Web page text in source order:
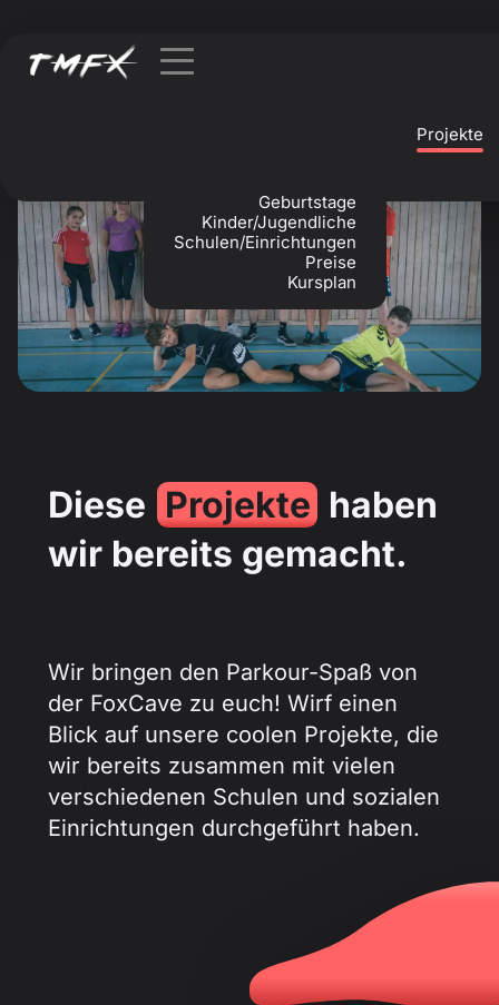
Geburtstage
Kinder/Jugendliche
Schulen/Einrichtungen
Preise
Kursplan
Projekte
Diese Projekte haben
wir bereits gemacht.
Wir bringen den Parkour-Spaß von
der FoxCave zu euch! Wirf einen
Blick auf unsere coolen Projekte, die
wir bereits zusammen mit vielen
verschiedenen Schulen und sozialen
Einrichtungen durchgeführt haben.